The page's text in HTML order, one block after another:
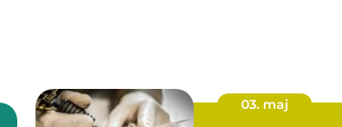
03. maj